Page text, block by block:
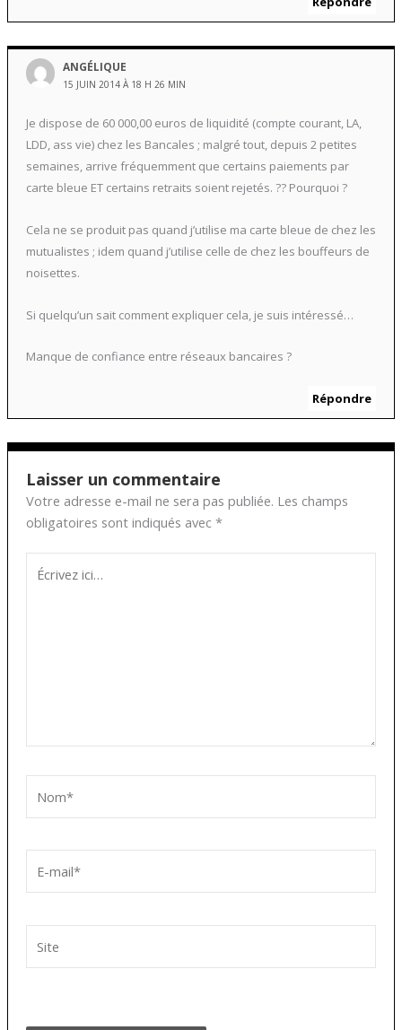
ANGÉLIQUE
15 JUIN 2014 À 18 H 26 MIN
Je dispose de 60 000,00 euros de liquidité (compte courant, LA,
LDD, ass vie) chez les Bancales ; malgré tout, depuis 2 petites
semaines, arrive fréquemment que certains paiements par
carte bleue ET certains retraits soient rejetés. ?? Pourquoi ?
Cela ne se produit pas quand j’utilise ma carte bleue de chez les
mutualistes ; idem quand j’utilise celle de chez les bouffeurs de
noisettes.
Si quelqu’un sait comment expliquer cela, je suis intéressé…
Manque de confiance entre réseaux bancaires ?
Répondre
Laisser un commentaire
Votre adresse e-mail ne sera pas publiée. Les champs
obligatoires sont indiqués avec *
Écrivez
ici…
mail*